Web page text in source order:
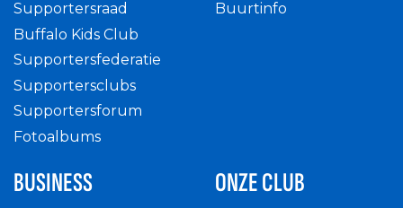
Supportersraad
Buffalo Kids Club
Supportersfederatie
Supportersclubs
Supportersforum
Fotoalbums
Buurtinfo
BUSINESS ONZE CLUB